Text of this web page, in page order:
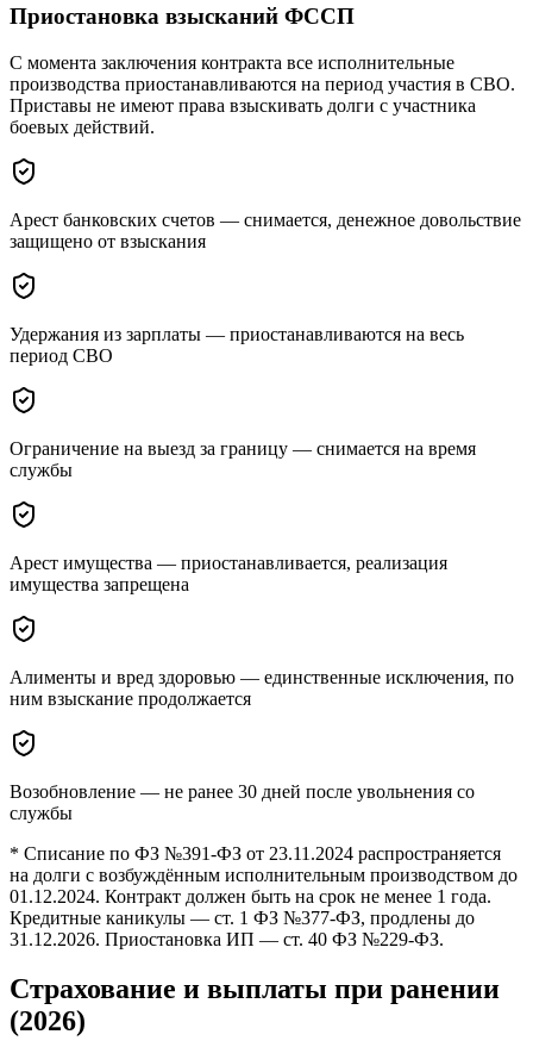
Приостановка взысканий ФССП
С момента заключения контракта все исполнительные
производства приостанавливаются на период участия в СВО.
Приставы не имеют права взыскивать долги с участника
боевых действий.
Арест банковских счетов — снимается, денежное довольствие
защищено от взыскания
Удержания из зарплаты — приостанавливаются на весь
период СВО
Ограничение на выезд за границу — снимается на время
службы
Арест имущества — приостанавливается, реализация
имущества запрещена
Алименты и вред здоровью — единственные исключения, по
ним взыскание продолжается
Возобновление — не ранее 30 дней после увольнения со
службы
* Списание по ФЗ №391-ФЗ от 23.11.2024 распространяется
на долги с возбуждённым исполнительным производством до
01.12.2024. Контракт должен быть на срок не менее 1 года.
Кредитные каникулы — ст. 1 ФЗ №377-ФЗ, продлены до
31.12.2026. Приостановка ИП — ст. 40 ФЗ №229-ФЗ.
Страхование и выплаты при ранении
(2026)